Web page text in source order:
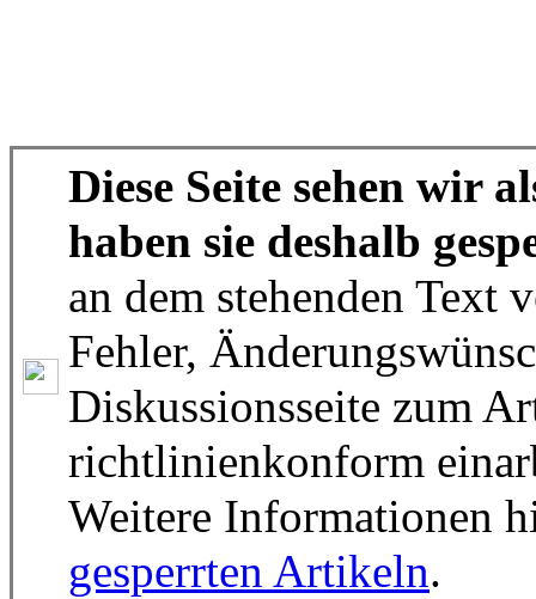
Diese Seite sehen wir
haben sie deshalb
an dem stehenden Text
Fehler,
Diskussionsseite zum
richtlinienkonform
Weitere Informationen
gesperrten Artikeln.